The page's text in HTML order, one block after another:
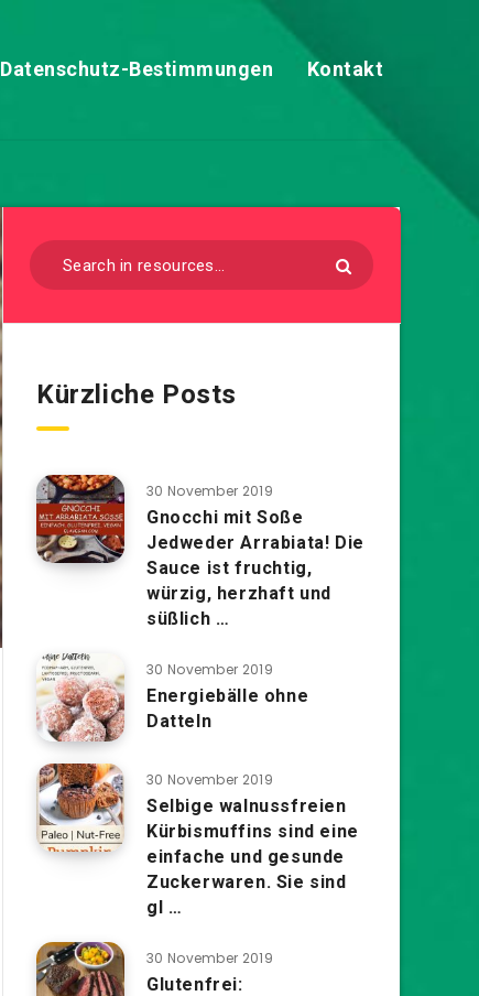
Datenschutz-Bestimmungen Kontakt
Kürzliche Posts
30 November 2019
Gnocchi mit Soße
Jedweder Arrabiata! Die
Sauce ist fruchtig,
würzig, herzhaft und
süßlich …
30 November 2019
Energiebälle ohne
Datteln
30 November 2019
Selbige walnussfreien
Kürbismuffins sind eine
einfache und gesunde
Zuckerwaren. Sie sind
gl …
30 November 2019
Glutenfrei: